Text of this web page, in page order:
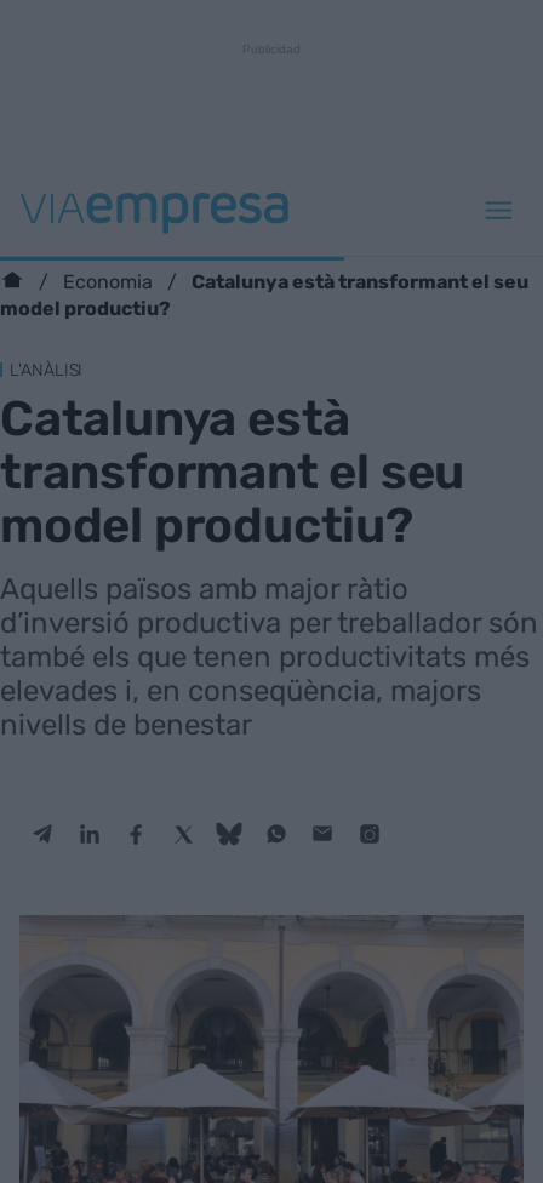
Economia
Catalunya està transformant el seu
model productiu?
L'ANÀLISI
Catalunya està
transformant el seu
model productiu?
Aquells països amb major ràtio
d’inversió productiva per treballador són
també els que tenen productivitats més
elevades i, en conseqüència, majors
nivells de benestar